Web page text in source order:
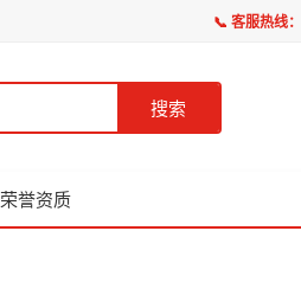
📞 客服热线：
搜索
荣誉资质